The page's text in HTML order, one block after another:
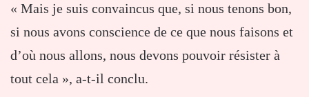
« Mais je suis convaincus que, si nous tenons bon,
si nous avons conscience de ce que nous faisons et
d’où nous allons, nous devons pouvoir résister à
tout cela », a-t-il conclu.